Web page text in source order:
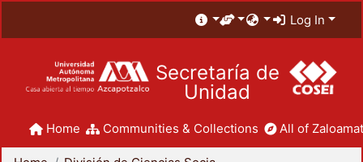
Log In
Secretaría de
Unidad
Home Communities & Collections All of